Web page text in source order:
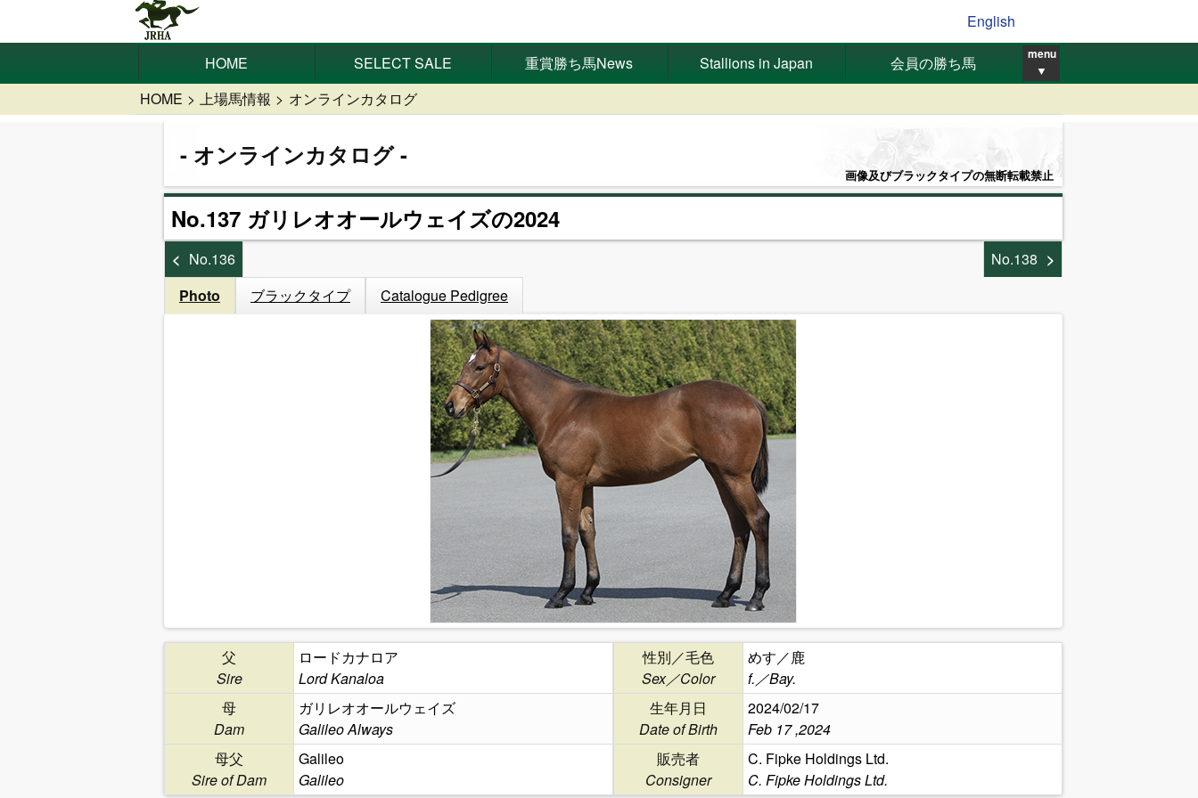
English
HOME SELECT SALE 重賞勝ち馬News Stallions in Japan 会員の勝ち馬 menu
▼
HOME 上場馬情報 オンラインカタログ
オンラインカタログ
画像及びブラックタイプの無断転載禁止
No.137 ガリレオオールウェイズの2024
No.136
No.138
Photo
ブラックタイプ Catalogue Pedigree
父
Sire
ロードカナロア
Lord Kanaloa
母
Dam
ガリレオオールウェイズ
Galileo Always
母父
Sire of Dam
Galileo
Galileo
性別／毛色
Sex／Color
めす／鹿
f.／Bay.
生年月日
Date of Birth
2024/02/17
Feb 17 ,2024
販売者
Consigner
C. Fipke Holdings Ltd.
C. Fipke Holdings Ltd.